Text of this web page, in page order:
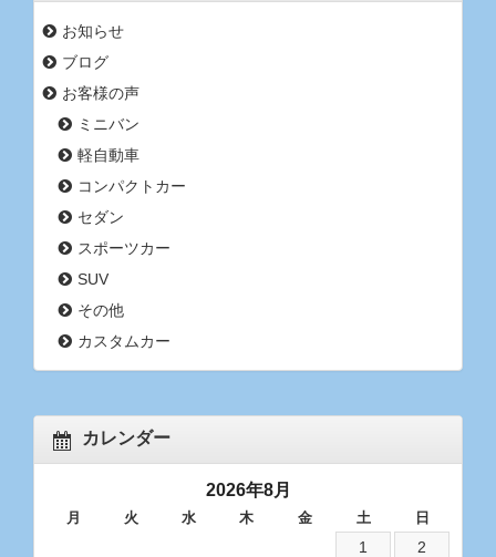
お知らせ
ブログ
お客様の声
ミニバン
軽自動車
コンパクトカー
セダン
スポーツカー
SUV
その他
カスタムカー
カレンダー
2026年8月
月 火 水 木 金 土 日
1
2